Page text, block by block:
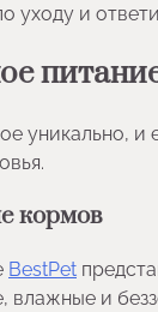
уходу и
уникально, и
кормов
BestPet
влажные и